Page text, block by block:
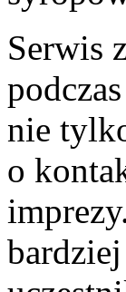
Serwis
nie
o